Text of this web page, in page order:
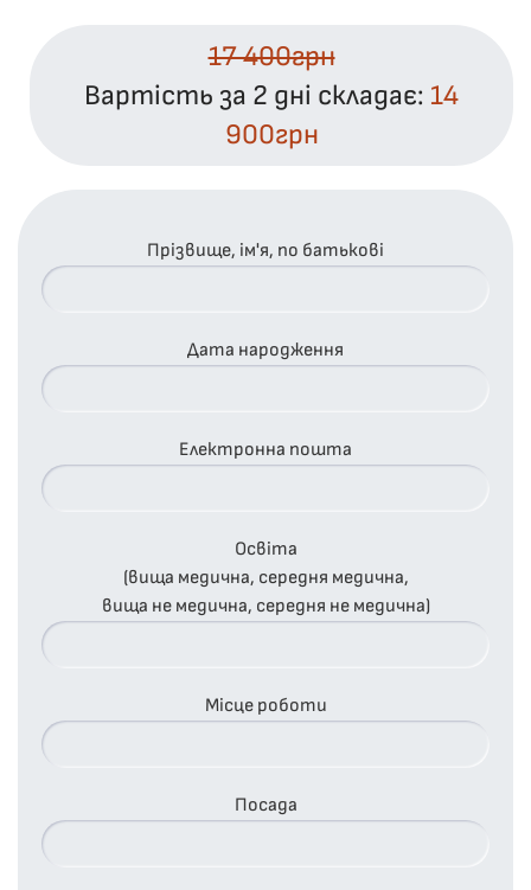
17 400грн
Вартість за 2 дні складає: 14
900грн
Прізвище, ім'я, по батькові
Дата народження
Електронна пошта
Освіта
(вища медична, середня медична,
вища не медична, середня не медична)
Місце роботи
Посада